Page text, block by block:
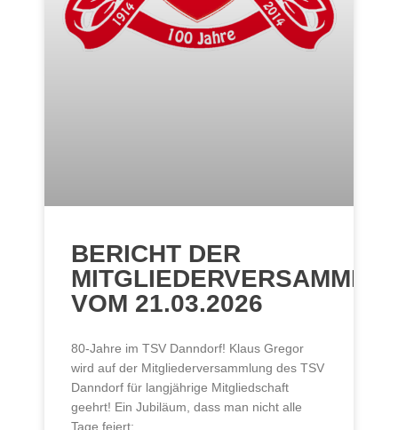
BERICHT DER
VOM 21.03.2026
80-Jahre im TSV Danndorf! Klaus Gregor
wird auf der Mitgliederversammlung des TSV
Danndorf für langjährige Mitgliedschaft
geehrt! Ein Jubiläum, dass man nicht alle
Tage feiert: